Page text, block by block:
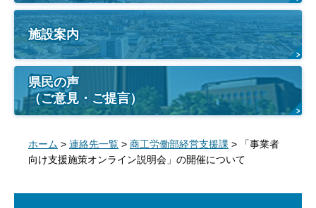
施設案内
県民の声
（ご意見・ご提言）
ホーム > 連絡先一覧 > 商工労働部経営支援課 > 「事業者
向け支援施策オンライン説明会」の開催について